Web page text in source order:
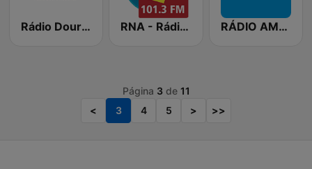
Rádio Douro Nacional - Lamego RNA - Rádio Nova Antena Montemor RÁDIO AMPARO
Página 3de 11
<
3 4 5 > >>